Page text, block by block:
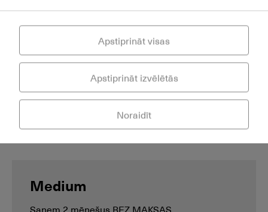
Pielāgoti zvanu scenāriji un pāradresācija
CRM integrācijas
Izveidot
Medium
Saņem 2 mēnešus BEZ MAKSAS
Noraidīt
Apstiprināt izvēlētās
Apstiprināt visas